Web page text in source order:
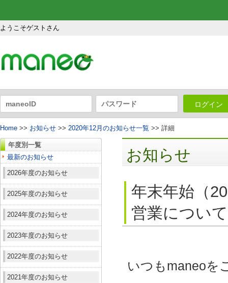
ようこそゲストさん
ログイン
Home >> お知らせ >> 2020年12月のお知らせ一覧 >> 詳細
年度別一覧
最新のお知らせ
2026年度のお知らせ
2025年度のお知らせ
2024年度のお知らせ
2023年度のお知らせ
2022年度のお知らせ
2021年度のお知らせ
お知らせ
年末年始（
営業について
いつもmaneoを